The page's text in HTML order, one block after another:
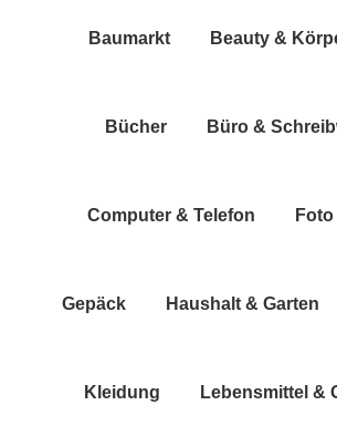
Bau­markt Beau­ty &
Bücher Büro &
Com­pu­ter & Telefon
Gepäck Haus­halt & Garten
Klei­dung Lebens­mit­tel &